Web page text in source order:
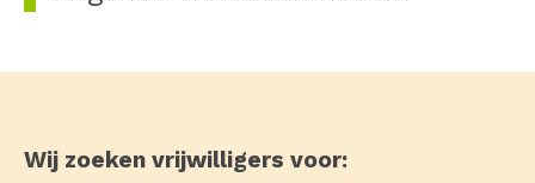
Wij zoeken vrijwilligers voor: